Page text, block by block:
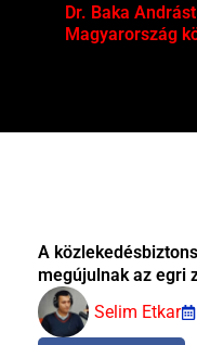
Dr. Baka
Magyarország
A
megújulnak az egri
Selim Etkar